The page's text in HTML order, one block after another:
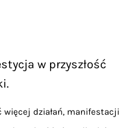
w przyszłość
więcej działań, manifestacji